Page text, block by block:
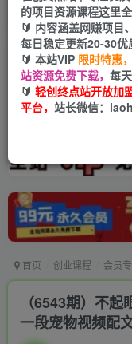
教程必须完整详
首页 创业课程 会员
（6543期）不
一段宠物视频配
的项目资源课程这里全
🔰 内容涵盖网赚项目
每日稳定更新20-30优
🔰 本站VIP 限时特惠，
站资源免费下载， 每
🔰 轻创终点站开放加
平台， 站长微信：